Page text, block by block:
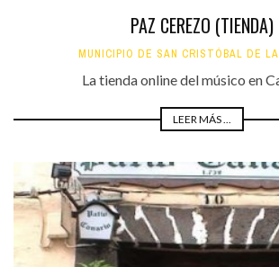
PAZ CEREZO (TIENDA)
MUNICIPIO DE SAN CRISTÓBAL DE
La tienda online del músico en
LEER MÁS ...